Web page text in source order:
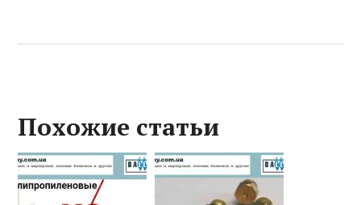
Похожие статьи